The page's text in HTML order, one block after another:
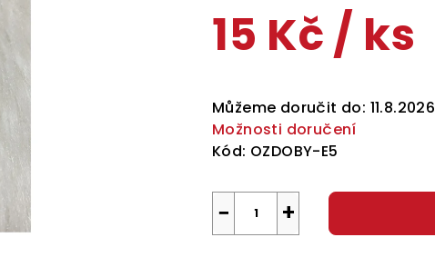
15 Kč/ ks
cena:
Můžeme doručit do: 11.8.2026
Možnosti doručení
Kód: OZDOBY-E5
+
−